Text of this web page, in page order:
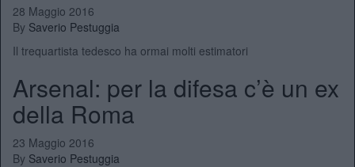
28 Maggio 2016
By Saverio Pestuggia
Il trequartista tedesco ha ormai molti estimatori
Arsenal: per la difesa c’è un ex
della Roma
23 Maggio 2016
By Saverio Pestuggia